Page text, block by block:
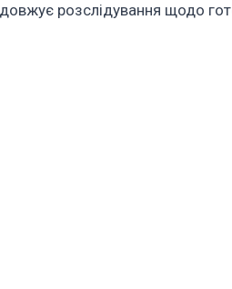
розслідування щодо